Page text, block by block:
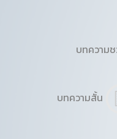
บทความ
บทความสั้น